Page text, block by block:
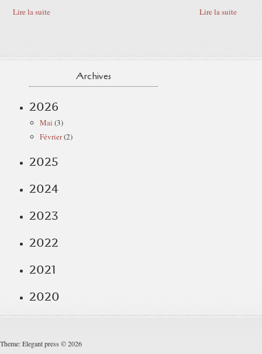
Lire la suite
Lire la suite
Archives
2026
Mai (3)
Février(2)
2025
2024
2023
2022
2021
2020
Theme: Elegant press © 2026